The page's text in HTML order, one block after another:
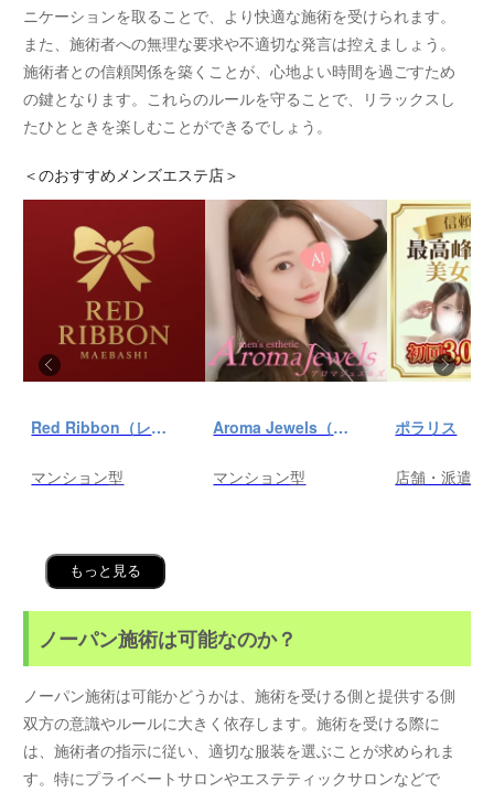
ニケーションを取ることで、より快適な施術を受けられます。
また、施術者への無理な要求や不適切な発言は控えましょう。
施術者との信頼関係を築くことが、心地よい時間を過ごすため
の鍵となります。これらのルールを守ることで、リラックスし
たひとときを楽しむことができるでしょう。
＜のおすすめメンズエステ店＞
Red Ribbon（レッドリボン）前橋
マンション型
Aroma Jewels（アロマ ジュエルズ）秋葉原ルーム
マンション型
ポラリス
店舗・派遣
もっと見る
ノーパン施術は可能なのか？
ノーパン施術は可能かどうかは、施術を受ける側と提供する側
双方の意識やルールに大きく依存します。施術を受ける際に
は、施術者の指示に従い、適切な服装を選ぶことが求められま
す。特にプライベートサロンやエステティックサロンなどで